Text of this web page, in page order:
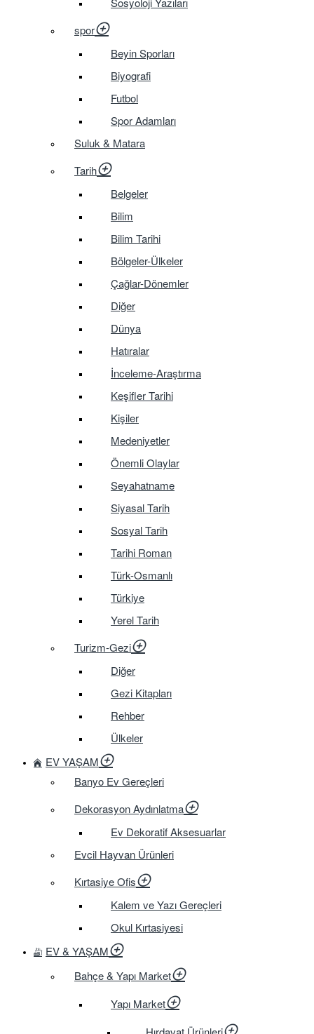
spor
Beyin Sporları
Biyografi
Futbol
Spor Adamları
Suluk & Matara
Tarih
Belgeler
Bilim
Bilim Tarihi
Bölgeler-Ülkeler
Çağlar-Dönemler
Diğer
Dünya
Hatıralar
İnceleme-Araştırma
Keşifler Tarihi
Kişiler
Medeniyetler
Önemli Olaylar
Seyahatname
Siyasal Tarih
Sosyal Tarih
Tarihi Roman
Türk-Osmanlı
Türkiye
Yerel Tarih
Turizm-Gezi
Diğer
Gezi Kitapları
Rehber
Ülkeler
EV YAŞAM
Banyo Ev Gereçleri
Dekorasyon Aydınlatma
Ev Dekoratif Aksesuarlar
Evcil Hayvan Ürünleri
Kırtasiye Ofis
Kalem ve Yazı Gereçleri
Okul Kırtasiyesi
EV & YAŞAM
Bahçe & Yapı Market
Yapı Market